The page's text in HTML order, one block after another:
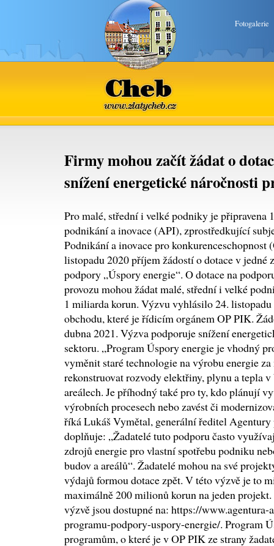
Fotogalerie
Cheb
www.zlatycheb.cz
Firmy mohou začít žádat o
snížení energetické náročnosti
Pro malé, střední i velké podniky je připravena
podnikání a inovace (API), zprostředkující
Podnikání a inovace pro konkurenceschopnost
listopadu 2020 příjem žádostí o dotace v jedné
podpory „Úspory energie“. O dotace na
provozu mohou žádat malé, střední i velké
1 miliarda korun. Výzvu vyhlásilo 24.
obchodu, které je řídicím orgánem OP PIK.
dubna 2021. Výzva podporuje snížení
sektoru. „Program Úspory energie je vhodný
vyměnit staré technologie na výrobu energie
rekonstruovat rozvody elektřiny, plynu a tepla
areálech. Je příhodný také pro ty, kdo plánují
výrobních procesech nebo zavést či
říká Lukáš Vymětal, generální ředitel Agentury
doplňuje: „Žadatelé tuto podporu často
zdrojů energie pro vlastní spotřebu podniku
budov a areálů“. Žadatelé mohou na své
výdajů formou dotace zpět. V této výzvě je to
maximálně 200 milionů korun na jeden
výzvě jsou dostupné na: https://
programu-podpory-uspory-energie/. Program
programům, o které je v OP PIK ze strany